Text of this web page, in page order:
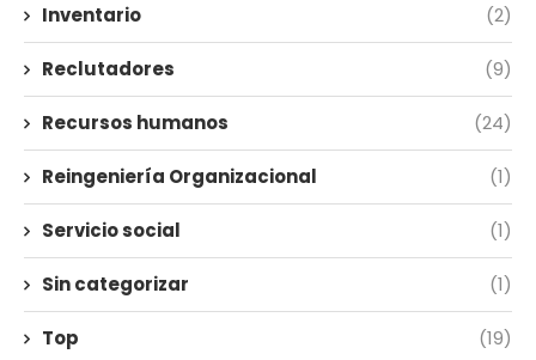
Inventario (2)
Reclutadores (9)
Recursos humanos (24)
Reingeniería Organizacional (1)
Servicio social (1)
Sin categorizar (1)
Top (19)